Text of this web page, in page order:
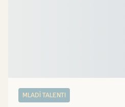
MLADÍ TALENTI